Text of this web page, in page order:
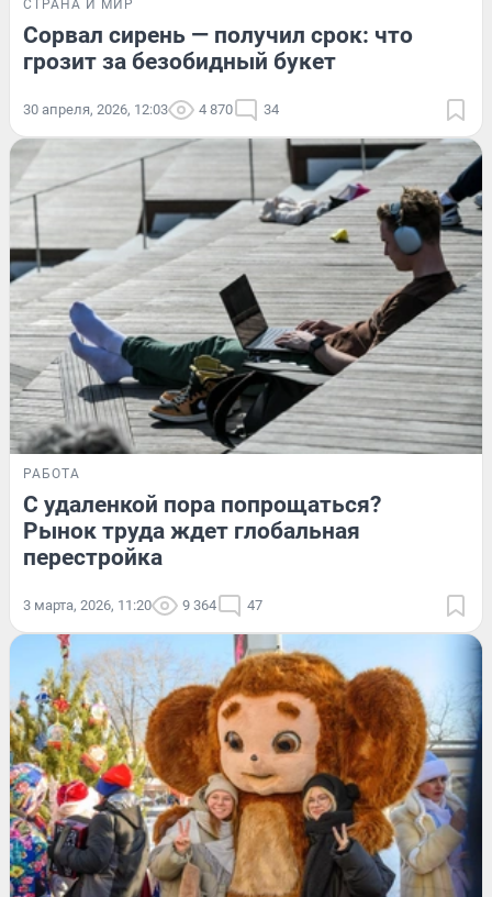
СТРАНА И МИР
Сорвал сирень — получил срок: что
грозит за безобидный букет
30 апреля, 2026, 12:03 4 870 34
РАБОТА
С удаленкой пора попрощаться?
Рынок труда ждет глобальная
перестройка
3 марта, 2026, 11:20 9 364 47